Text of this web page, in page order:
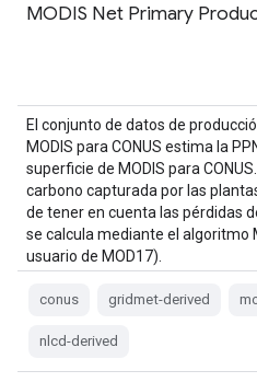
MODIS Net Primary
El conjunto de datos de
MODIS para CONUS estima la
superficie de MODIS para
carbono capturada por las
de tener en cuenta las pérdidas
se calcula mediante el algoritmo
usuario de MOD17).
conus gridmet-derived
nlcd-derived